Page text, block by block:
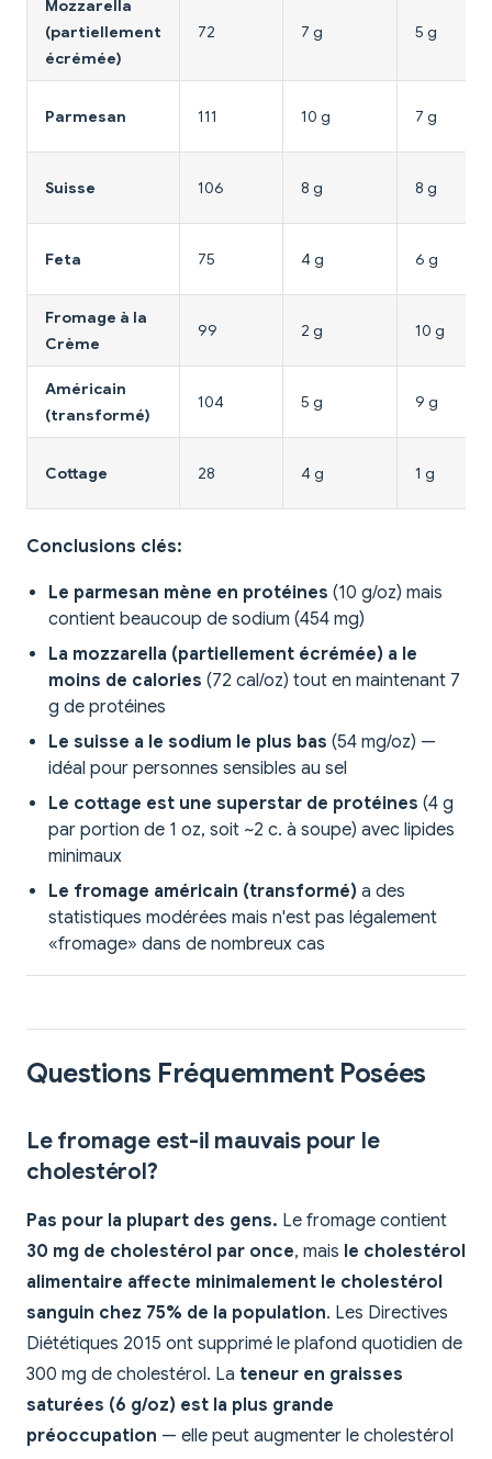
Mozzarella
(partiellement
écrémée)
72 7 g 5 g
Parmesan 111 10 g 7 g
Suisse 106 8 g 8 g
Feta 75 4 g 6 g
Fromage à la
Crème
99 2 g 10 g
Américain
(transformé)
104 5 g 9 g
Cottage 28 4 g 1 g
Conclusions clés:
Le parmesan mène en protéines (10 g/oz) mais
contient beaucoup de sodium (454 mg)
La mozzarella (partiellement écrémée) a le
moins de calories (72 cal/oz) tout en maintenant 7
g de protéines
Le suisse a le sodium le plus bas (54 mg/oz) —
idéal pour personnes sensibles au sel
Le cottage est une superstar de protéines (4 g
par portion de 1 oz, soit ~2 c. à soupe) avec lipides
minimaux
Le fromage américain (transformé) a des
statistiques modérées mais n'est pas légalement
«fromage» dans de nombreux cas
Questions Fréquemment Posées
Le fromage est-il mauvais pour le
cholestérol?
Pas pour la plupart des gens. Le fromage contient
30 mg de cholestérol par once, mais le cholestérol
alimentaire affecte minimalement le cholestérol
sanguin chez 75% de la population. Les Directives
Diététiques 2015 ont supprimé le plafond quotidien de
300 mg de cholestérol. La teneur en graisses
saturées (6 g/oz) est la plus grande
préoccupation — elle peut augmenter le cholestérol